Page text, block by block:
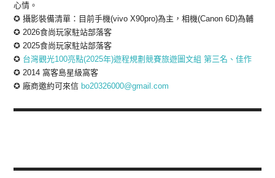
心情。
✪ 攝影裝備清單：目前手機(vivo X90pro)為主，相機(Canon 6D)為輔
✪ 2026食尚玩家駐站部落客
✪ 2025食尚玩家駐站部落客
✪ 台灣觀光100亮點(2025年)遊程規劃競賽旅遊圖文組 第三名、佳作
✪ 2014 窩客島星級窩客
✪ 廠商邀約可來信 bo20326000@gmail.com